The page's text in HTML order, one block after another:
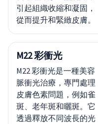
引起組織收縮和凝固，
從而提升和緊緻皮膚。
M22 彩衝光
M22 彩衝光是一種美容
脈衝光治療，專門處理
皮膚色素問題，例如雀
斑、老年斑和曬斑。它
透過釋放不同波長的光